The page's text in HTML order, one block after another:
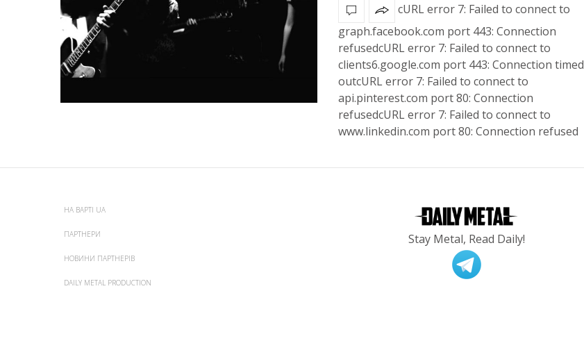
cURL error 7: Failed to connect to
graph.facebook.com port 443: Connection
refusedcURL error 7: Failed to connect to
clients6.google.com port 443: Connection timed
outcURL error 7: Failed to connect to
api.pinterest.com port 80: Connection
refusedcURL error 7: Failed to connect to
www.linkedin.com port 80: Connection refused
НА ВАРТІ UA
ПАРТНЕРИ
НОВИНИ ПАРТНЕРІВ
DAILY METAL PRODUCTION
Stay Metal, Read Daily!